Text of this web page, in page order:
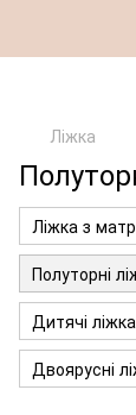
Ліжка
Ліжка з
Полуторні
Дитячі ліжка
Двоярусні